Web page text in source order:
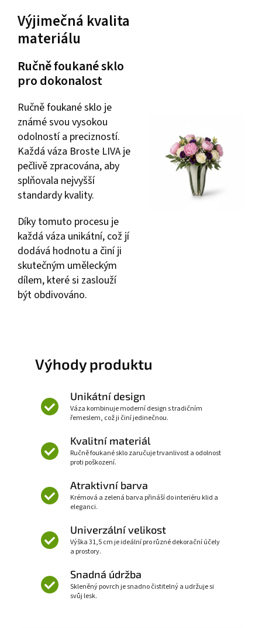
Výjimečná kvalita
materiálu
Ručně foukané sklo
pro dokonalost
Ručně foukané sklo je
známé svou vysokou
odolností a precizností.
Každá váza Broste LIVA je
pečlivě zpracována, aby
splňovala nejvyšší
standardy kvality.
Díky tomuto procesu je
každá váza unikátní, což jí
dodává hodnotu a činí ji
skutečným uměleckým
dílem, které si zaslouží
být obdivováno.
Výhody produktu
Unikátní design
Váza kombinuje moderní design s tradičním
řemeslem, což ji činí jedinečnou.
Kvalitní materiál
Ručně foukané sklo zaručuje trvanlivost a odolnost
proti poškození.
Atraktivní barva
Krémová a zelená barva přináší do interiéru klid a
eleganci.
Univerzální velikost
Výška 31,5 cm je ideální pro různé dekorační účely
a prostory.
Snadná údržba
Skleněný povrch je snadno čistitelný a udržuje si
svůj lesk.